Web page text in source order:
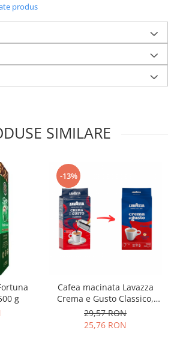
produs
SIMILARE
g
-13%
Cafea macinata Lavazza
Crema e Gusto Classico,
250g
29,57 RON
25,76 RON